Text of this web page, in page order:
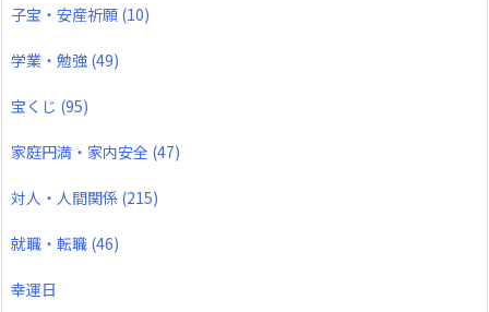
子宝・安産祈願 (10)
学業・勉強 (49)
宝くじ (95)
家庭円満・家内安全 (47)
対人・人間関係 (215)
就職・転職 (46)
幸運日